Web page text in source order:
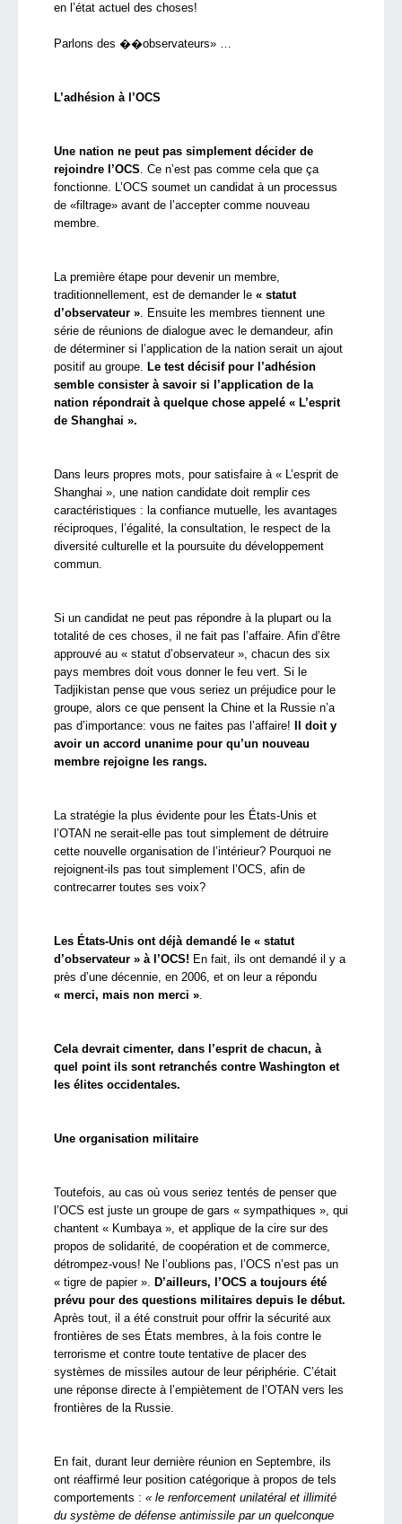
en l’état actuel des choses!
Parlons des ��observateurs» …
L’adhésion à l’OCS
Une nation ne peut pas simplement décider de
rejoindre l’OCS. Ce n’est pas comme cela que ça
fonctionne. L’OCS soumet un candidat à un processus
de «filtrage» avant de l’accepter comme nouveau
membre.
La première étape pour devenir un membre,
traditionnellement, est de demander le « statut
d’observateur ». Ensuite les membres tiennent une
série de réunions de dialogue avec le demandeur, afin
de déterminer si l’application de la nation serait un ajout
positif au groupe. Le test décisif pour l’adhésion
semble consister à savoir si l’application de la
nation répondrait à quelque chose appelé « L’esprit
de Shanghai ».
Dans leurs propres mots, pour satisfaire à « L’esprit de
Shanghai », une nation candidate doit remplir ces
caractéristiques : la confiance mutuelle, les avantages
réciproques, l’égalité, la consultation, le respect de la
diversité culturelle et la poursuite du développement
commun.
Si un candidat ne peut pas répondre à la plupart ou la
totalité de ces choses, il ne fait pas l’affaire. Afin d’être
approuvé au « statut d’observateur », chacun des six
pays membres doit vous donner le feu vert. Si le
Tadjikistan pense que vous seriez un préjudice pour le
groupe, alors ce que pensent la Chine et la Russie n’a
pas d’importance: vous ne faites pas l’affaire!
Il doit y
avoir un accord unanime pour qu’un nouveau
membre rejoigne les rangs.
La stratégie la plus évidente pour les États-Unis et
l’OTAN ne serait-elle pas tout simplement de détruire
cette nouvelle organisation de l’intérieur? Pourquoi ne
rejoignent-ils pas tout simplement l’OCS, afin de
contrecarrer toutes ses voix?
Les États-Unis ont déjà demandé le « statut
d’observateur » à l’OCS! En fait, ils ont demandé il y a
près d’une décennie, en 2006, et on leur a répondu
« merci, mais non merci ».
Cela devrait cimenter, dans l’esprit de chacun, à
quel point ils sont retranchés contre Washington et
les élites occidentales.
Une organisation militaire
Toutefois, au cas où vous seriez tentés de penser que
l’OCS est juste un groupe de gars « sympathiques », qui
chantent « Kumbaya », et applique de la cire sur des
propos de solidarité, de coopération et de commerce,
détrompez-vous! Ne l’oublions pas, l’OCS n’est pas un
« tigre de papier ». D’ailleurs, l’OCS a toujours été
prévu pour des questions militaires depuis le début.
Après tout, il a été construit pour offrir la sécurité aux
frontières de ses États membres, à la fois contre le
terrorisme et contre toute tentative de placer des
systèmes de missiles autour de leur périphérie. C’était
une réponse directe à l’empiètement de l’OTAN vers les
frontières de la Russie.
En fait, durant leur dernière réunion en Septembre, ils
ont réaffirmé leur position catégorique à propos de tels
comportements : « le renforcement unilatéral et illimité
du système de défense antimissile par un quelconque